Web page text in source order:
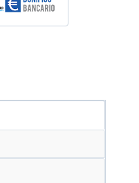
€ 473,80